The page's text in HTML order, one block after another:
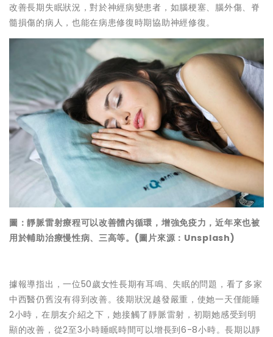
改善長期失眠狀況，對於神經病變患者，如腦梗塞、腦外傷、脊
髓損傷的病人，也能在病患修復時期協助神經修復。
圖：靜脈雷射療程可以改善體內循環，增強免疫力，近年來也被
用於輔助治療慢性病、三高等。(圖片來源：Unsplash)
據報導指出，一位50歲女性長期有耳鳴、失眠的問題，看了多家
中西醫仍舊沒有得到改善。後期狀況越發嚴重，使她一天僅能睡
2小時，在朋友介紹之下，她接觸了靜脈雷射，初期她感受到明
顯的改善，從2至3小時睡眠時間可以增長到6-8小時。長期以靜